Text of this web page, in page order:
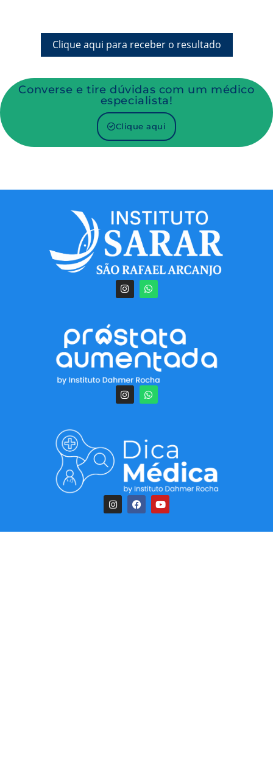
Clique aqui para receber o resultado
Converse e tire dúvidas com um médico
especialista!
Clique aqui